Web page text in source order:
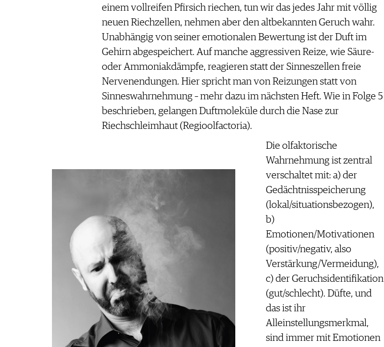
einem vollreifen Pfirsich riechen, tun wir das jedes Jahr mit völlig
neuen Riechzellen, nehmen aber den altbekannten Geruch wahr.
Unabhängig von seiner emotionalen Bewertung ist der Duft im
Gehirn abgespeichert. Auf manche aggressiven Reize, wie Säure-
oder Ammoniakdämpfe, reagieren statt der Sinneszellen freie
Nervenendungen. Hier spricht man von Reizungen statt von
Sinneswahrnehmung – mehr dazu im nächsten Heft. Wie in Folge 5
beschrieben, gelangen Duftmoleküle durch die Nase zur
Riechschleimhaut (Regioolfactoria).
Die olfaktorische
Wahrnehmung ist zentral
verschaltet mit: a) der
Gedächtnisspeicherung
(lokal/situationsbezogen),
b)
Emotionen/Motivationen
(positiv/negativ, also
Verstärkung/Vermeidung),
c) der Geruchsidentifikation
(gut/schlecht). Düfte, und
das ist ihr
Alleinstellungsmerkmal,
sind immer mit Emotionen